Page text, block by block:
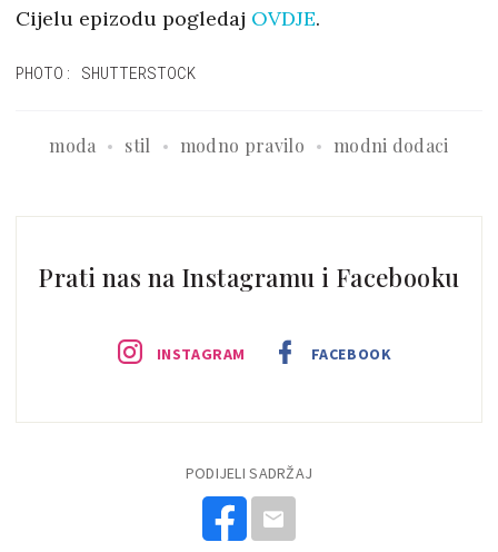
Cijelu epizodu pogledaj OVDJE.
PHOTO: SHUTTERSTOCK
moda stil modno pravilo modni dodaci
Prati nas na Instagramu i Facebooku
INSTAGRAM FACEBOOK
PODIJELI SADRŽAJ